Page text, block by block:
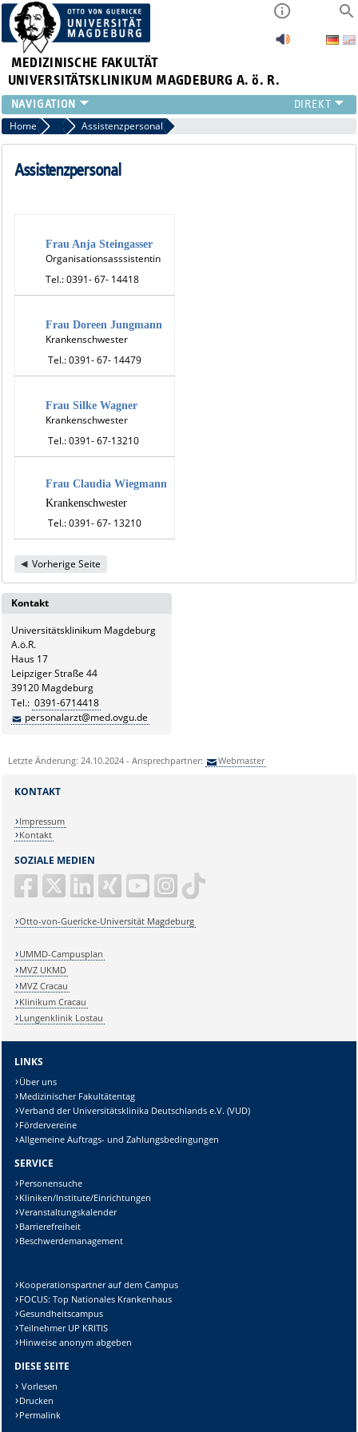
MEDIZINISCHE FAKULTÄT
UNIVERSITÄTSKLINIKUM MAGDEBURG A. ö. R.
INSTITUTE
KLINIKEN
ZENTRALE EINRICHTUNGEN
INTERNATIONAL
INTRANET
Home Unser Team
Assistenzpersonal
Assistenzpersonal
Frau Anja Steingasser
Organisationsasssistentin
Tel.: 0391- 67- 14418
Frau Doreen Jungmann
Krankenschwester
Tel.: 0391- 67- 14479
Frau Silke Wagner
Krankenschwester
Tel.: 0391- 67-13210
Frau Claudia Wiegmann
Krankenschwester
Tel.: 0391- 67- 13210
Vorherige Seite
Kontakt
Universitätsklinikum Magdeburg
A.ö.R.
Haus 17
Leipziger Straße 44
39120 Magdeburg
Tel.: 0391-6714418
personalarzt@med.ovgu.de
Letzte Änderung: 24.10.2024 - Ansprechpartner: Webmaster
SOZIALE MEDIEN
Otto-von-Guericke-Universität Magdeburg
KONTAKT
Impressum
Kontakt
UMMD-Campusplan
MVZ UKMD
MVZ Cracau
Klinikum Cracau
Lungenklinik Lostau
LINKS
Über uns
Medizinischer Fakultätentag
Verband der Universitätsklinika Deutschlands e.V. (VUD)
Fördervereine
Allgemeine Auftrags- und Zahlungsbedingungen
SERVICE
Personensuche
Kliniken/Institute/Einrichtungen
Veranstaltungskalender
Barrierefreiheit
Beschwerdemanagement
Kooperationspartner auf dem Campus
FOCUS: Top Nationales Krankenhaus
Gesundheitscampus
Teilnehmer UP KRITIS
Hinweise anonym abgeben
DIESE SEITE
Vorlesen
Drucken
Permalink